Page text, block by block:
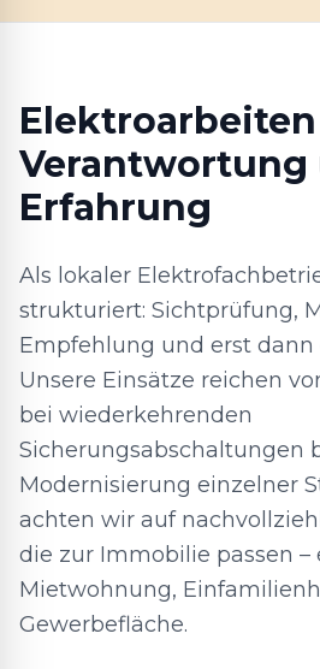
Verantwortung
Erfahrung
Als lokaler
strukturiert: Sichtprüfung,
Empfehlung und erst dann
Unsere Einsätze reichen
bei wiederkehrenden
Sicherungsabschaltungen
Modernisierung einzelner
achten wir auf
die zur Immobilie passen –
Mietwohnung,
Gewerbefläche.